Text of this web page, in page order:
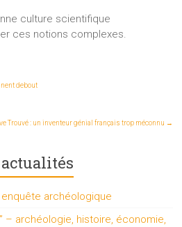
culture scientifique
ces notions complexes.
debout
Trouvé : un inventeur génial français trop méconnu →
archéologique
– archéologie, histoire, économie,